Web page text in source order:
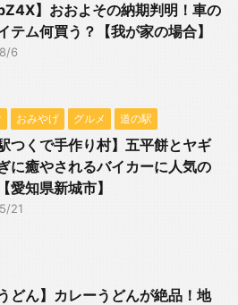
bZ4X】おおよその納期判明！車の
テム何買う？【我が家の場合】
6
おみやげ グルメ 道の駅
駅つくで手作り村】五平餅とヤギ
に癒やされるバイカーに人気の
愛知県新城市】
21
うどん】カレーうどんが絶品！地